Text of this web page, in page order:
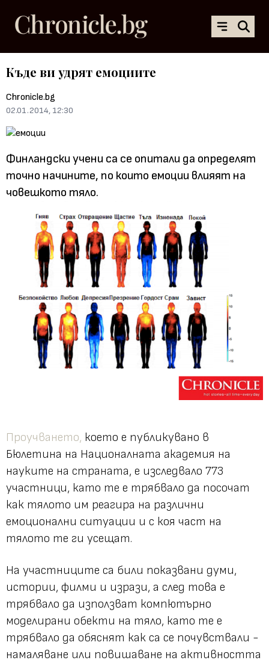
Къде ви удрят емоциите
Chronicle.bg
02.01.2014, 12:30
Финландски учени са се опитали да определят
точно начините, по които емоции влияят на
човешкото тяло.
Проучването, което е публикувано в
Бюлетина на Националната академия на
науките на страната, е изследвало 773
участници, като те е трябвало да посочат
как тялото им реагира на различни
емоционални ситуации и с коя част на
тялото те ги усещат.
На участниците са били показвани думи,
истории, филми и изрази, а след това е
трябвало да използват компютърно
моделирани обекти на тяло, като те е
трябвало да обяснят как са се почувствали -
намаляване или повишаване на активността